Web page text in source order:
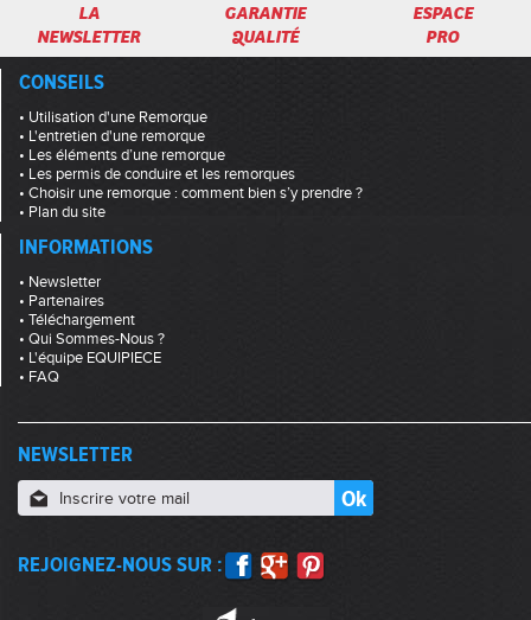
LA
NEWSLETTER
GARANTIE
QUALITÉ
ESPACE
PRO
CONSEILS
• Utilisation d'une Remorque
• L'entretien d'une remorque
• Les éléments d’une remorque
• Les permis de conduire et les remorques
• Choisir une remorque : comment bien s’y prendre ?
• Plan du site
INFORMATIONS
• Newsletter
• Partenaires
• Téléchargement
• Qui Sommes-Nous ?
• L'équipe EQUIPIECE
• FAQ
NEWSLETTER
REJOIGNEZ-NOUS SUR :